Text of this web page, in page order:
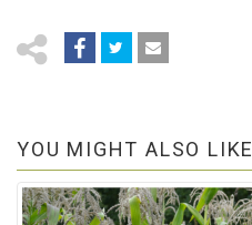
YOU MIGHT ALSO LIKE